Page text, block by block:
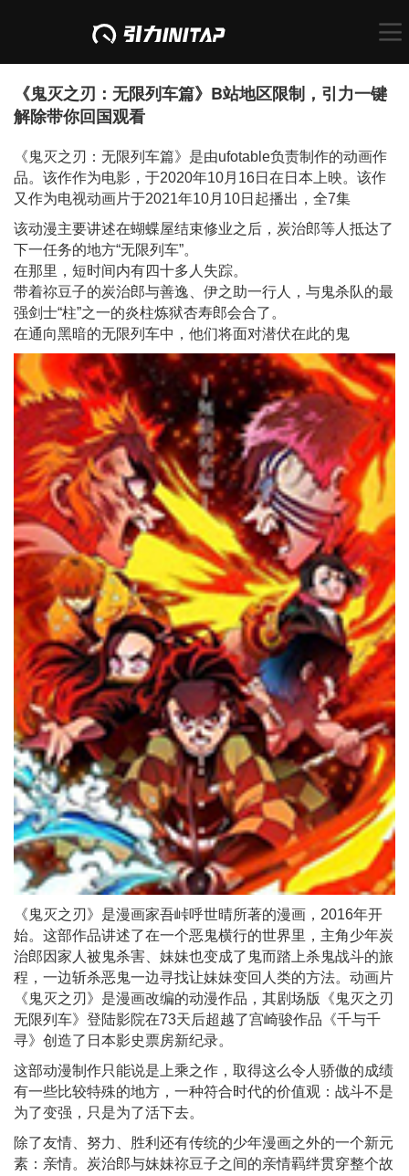
《鬼灭之刃：无限列车篇》B站地区限制，引力一键
解除带你回国观看
《鬼灭之刃：无限列车篇》是由ufotable负责制作的动画作
品。该作作为电影，于2020年10月16日在日本上映。该作
又作为电视动画片于2021年10月10日起播出，全7集
该动漫主要讲述在蝴蝶屋结束修业之后，炭治郎等人抵达了
下一任务的地方“无限列车”。
在那里，短时间内有四十多人失踪。
带着祢豆子的炭治郎与善逸、伊之助一行人，与鬼杀队的最
强剑士“柱”之一的炎柱炼狱杏寿郎会合了。
在通向黑暗的无限列车中，他们将面对潜伏在此的鬼
《鬼灭之刃》是漫画家吾峠呼世晴所著的漫画，2016年开
始。这部作品讲述了在一个恶鬼横行的世界里，主角少年炭
治郎因家人被鬼杀害、妹妹也变成了鬼而踏上杀鬼战斗的旅
程，一边斩杀恶鬼一边寻找让妹妹变回人类的方法。动画片
《鬼灭之刃》是漫画改编的动漫作品，其剧场版《鬼灭之刃
无限列车》登陆影院在73天后超越了宫崎骏作品《千与千
寻》创造了日本影史票房新纪录。
这部动漫制作只能说是上乘之作，取得这么令人骄傲的成绩
有一些比较特殊的地方，一种符合时代的价值观：战斗不是
为了变强，只是为了活下去。
除了友情、努力、胜利还有传统的少年漫画之外的一个新元
素：亲情。炭治郎与妹妹祢豆子之间的亲情羁绊贯穿整个故